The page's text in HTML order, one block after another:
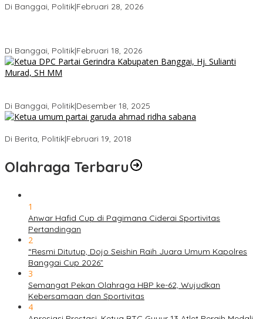
Di Banggai, Politik|Februari 28, 2026
Di Banggai, Politik|Februari 18, 2026
Di Banggai, Politik|Desember 18, 2025
Di Berita, Politik|Februari 19, 2018
Olahraga Terbaru
1
Anwar Hafid Cup di Pagimana Ciderai Sportivitas
Pertandingan
2
“Resmi Ditutup, Dojo Seishin Raih Juara Umum Kapolres
Banggai Cup 2026”
3
Semangat Pekan Olahraga HBP ke-62, Wujudkan
Kebersamaan dan Sportivitas
4